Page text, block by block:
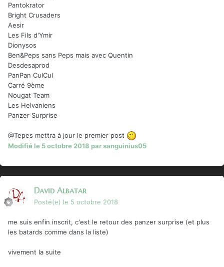
Pantokrator
Bright Crusaders
Aesir
Les Fils d'Ymir
Dionysos
Ben&Peps sans Peps mais avec Quentin
Desdesaprod
PanPan CulCul
Carré 9ème
Nougat Team
Les Helvaniens
Panzer Surprise
@Tepes mettra à jour le premier post
Modifié le 5 octobre 2018 par sanguinius05
David Albatar
Posté(e) le 5 octobre 2018
me suis enfin inscrit, c'est le retour des panzer surprise (et plus
les batards comme dans la liste)
vivement la suite